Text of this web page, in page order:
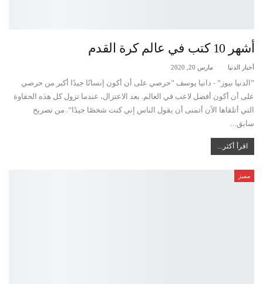
أشهر 10 كتب في عالم كرة القدم
أخبار الدنيا مارس 20, 2020
"الدنيا نيوز" - دانيا يوسف "حرصي على أن أكون إنسانًا جيدًا أكبر من حرصي
على أن أكون أفضل لاعب في العالم. بعد الاعتزال، عندما تزول كل هذه الحفاوة
التي أتلقاها الآن أتمنى أن يقول الناس إني كنت شخصًا جيدًا". من تصريح
سابق…
اقرأ أكثر...
مميز